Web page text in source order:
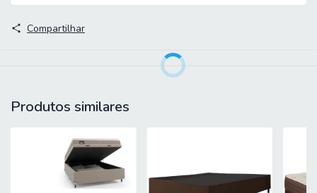
L = 138 cm
PESO SUPORTADO: 120 kg por pessoa
PESO: 76,45 kg
Compartilhar
Produtos similares